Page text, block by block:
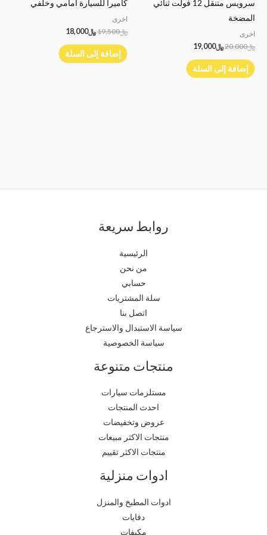
سرويس متنقل 12 فولت ثنائي
المضخة
اخرى
﷼20,000﷼19,000
إضافة إلى السلة
كاميرا للسيارة امامي وخلفي
اخرى
﷼19,500﷼18,000
إضافة إلى السلة
روابط سريعة
الرئيسية
من نحن
حسابي
سلة المشتريات
اتصل بنا
سياسة الاستبدال والاسترجاع
سياسة الخصوصية
منتجات متنوعة
مستلزمات سيارات
احدث المنتجات
عروض وتخفيضات
منتجات الاكثر مبيعات
منتجات الاكثر تقييم
ادوات منزلية
ادوات المطبخ والمنزل
دفايات
مكيفات